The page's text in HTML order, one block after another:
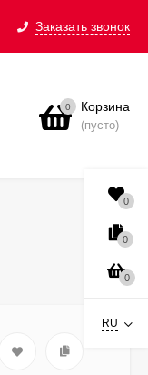
Заказать звонок
0 Корзина
(пусто)
0
0
0
RU